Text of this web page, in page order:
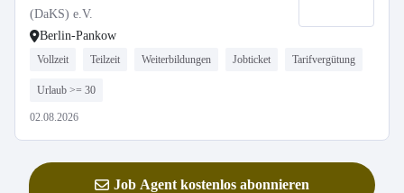
(DaKS) e.V.
Berlin-Pankow
Vollzeit Teilzeit Weiterbildungen Jobticket Tarifvergütung
Urlaub >= 30
02.08.2026
Job Agent kostenlos abonnieren